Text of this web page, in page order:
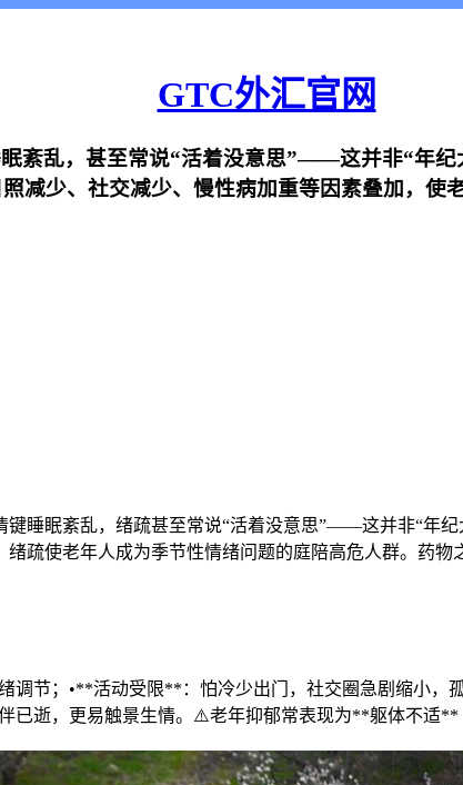
GTC外汇官网
紊乱，甚至常说“活着没意思”——这并非“年
照减少、社交减少、慢性病加重等因素叠加，使
键睡眠紊乱，绪疏甚至常说“活着没意思”——这并非“年
绪疏使老年人成为季节性情绪问题的庭陪高危人群。药
调节；•**活动受限**：怕冷少出门，社交圈急剧缩小
逝，更易触景生情。⚠️老年抑郁常表现为**躯体不适**